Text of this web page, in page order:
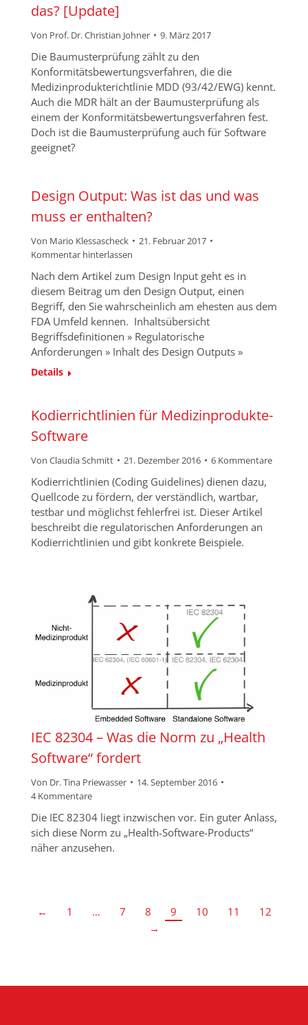
das? [Update]
Von Prof. Dr. Christian Johner 9. März 2017
Die Baumusterprüfung zählt zu den
Konformitätsbewertungsverfahren, die die
Medizinprodukterichtlinie MDD (93/42/EWG) kennt.
Auch die MDR hält an der Baumusterprüfung als
einem der Konformitätsbewertungsverfahren fest.
Doch ist die Baumusterprüfung auch für Software
geeignet?
Design Output: Was ist das und was
muss er enthalten?
Von Mario Klessascheck
21. Februar 2017
Kommentar hinterlassen
Nach dem Artikel zum Design Input geht es in
diesem Beitrag um den Design Output, einen
Begriff, den Sie wahrscheinlich am ehesten aus dem
FDA Umfeld kennen. Inhaltsübersicht
Begriffsdefinitionen » Regulatorische
Anforderungen » Inhalt des Design Outputs »
Details
Kodierrichtlinien für Medizinprodukte-
Software
Von Claudia Schmitt 21. Dezember 2016 6 Kommentare
Kodierrichtlinien (Coding Guidelines) dienen dazu,
Quellcode zu fördern, der verständlich, wartbar,
testbar und möglichst fehlerfrei ist. Dieser Artikel
beschreibt die regulatorischen Anforderungen an
Kodierrichtlinien und gibt konkrete Beispiele.
IEC 82304 – Was die Norm zu „Health
Software“ fordert
Von Dr. Tina Priewasser
14. September 2016
4 Kommentare
Die IEC 82304 liegt inzwischen vor. Ein guter Anlass,
sich diese Norm zu „Health-Software-Products“
näher anzusehen.
← 1 … 7 8 9 10 11
12
→